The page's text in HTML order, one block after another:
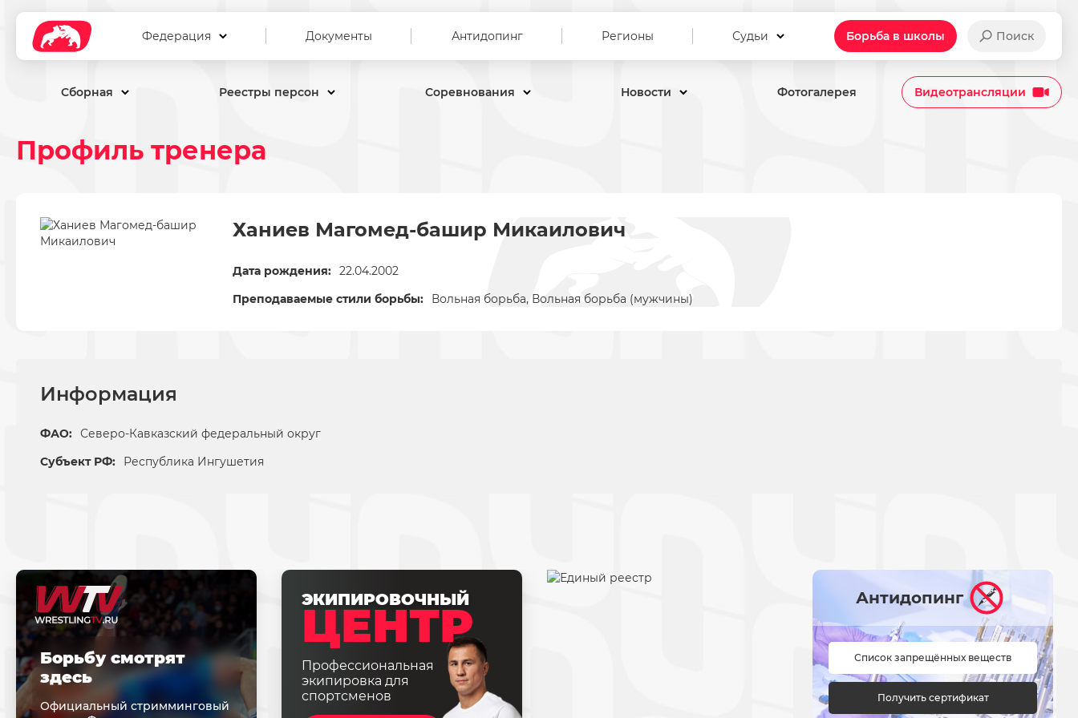
Федерация Документы Антидопинг Регионы Судьи Борьба в школы Поиск
Сборная Реестры персон Соревнования Новости Фотогалерея Видеотрансляции
Профиль тренера
Ханиев Магомед-башир Микаилович
Дата рождения: 22.04.2002
Преподаваемые стили борьбы:
Вольная борьба, Вольная борьба (мужчины)
Информация
ФАО: Северо-Кавказский федеральный округ
Субъект РФ:
Республика Ингушетия
ЭКИПИРОВОЧНЫЙ
ЦЕНТР
Профессиональная
экипировка для
спортсменов
Борьбу смотрят
здесь
Официальный стримминговый
Антидопинг
Список запрещённых веществ
Получить сертификат